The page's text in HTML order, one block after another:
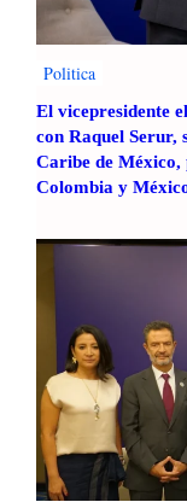
Politica
El vicepresidente
con Raquel
Caribe de
Colombia y